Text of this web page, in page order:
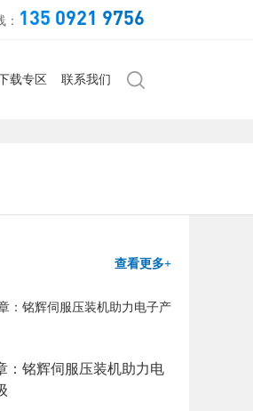
135 0921 9756
载专区 联系我们
查看更多+
：铭辉伺服压装机助力电